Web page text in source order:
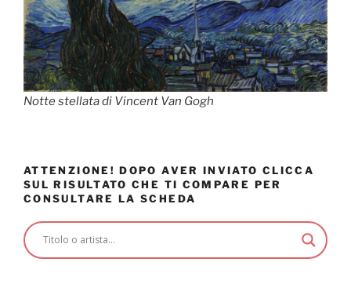
Notte stellata di Vincent Van Gogh
ATTENZIONE! DOPO AVER INVIATO CLICCA
SUL RISULTATO CHE TI COMPARE PER
CONSULTARE LA SCHEDA